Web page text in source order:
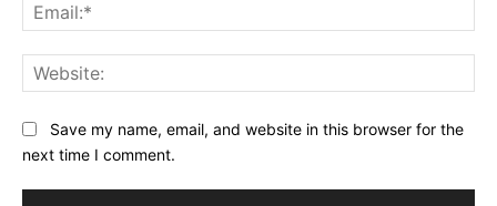
Save my name, email, and website in this browser for the
next time I comment.